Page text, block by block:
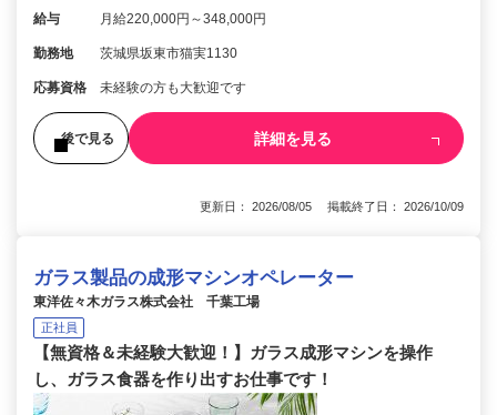
給与 月給220,000円～348,000円
勤務地 茨城県坂東市猫実1130
応募資格 未経験の方も大歓迎です
後で見る 詳細を見る
更新日： 2026/08/05 掲載終了日： 2026/10/09
ガラス製品の成形マシンオペレーター
東洋佐々木ガラス株式会社 千葉工場
正社員
【無資格＆未経験大歓迎！】ガラス成形マシンを操作
し、ガラス食器を作り出すお仕事です！